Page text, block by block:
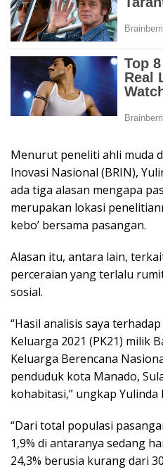
Menurut peneliti ahli muda
Inovasi Nasional (BRIN),
ada tiga alasan mengapa
merupakan lokasi
kebo’ bersama pasangan.
Alasan itu, antara lain,
perceraian yang terlalu
sosial.
“Hasil analisis saya
Keluarga 2021 (PK21) milik
Keluarga Berencana
penduduk kota Manado,
kohabitasi,” ungkap
“Dari total populasi
1,9% di antaranya sedang
24,3% berusia kurang dari